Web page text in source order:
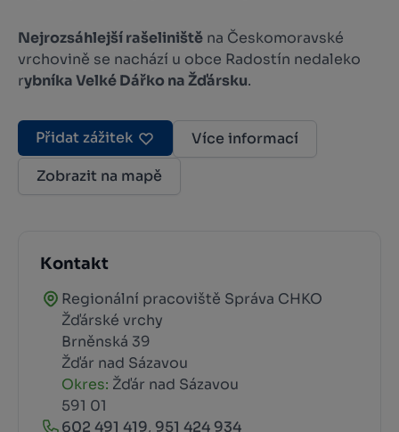
Nejrozsáhlejší rašeliniště na Českomoravské
vrchovině se nachází u obce Radostín nedaleko
rybníka Velké Dářko na Žďársku.
Přidat zážitek
Více informací
Zobrazit na mapě
Kontakt
Regionální pracoviště Správa CHKO
Žďárské vrchy
Brněnská 39
Žďár nad Sázavou
Okres: Žďár nad Sázavou
591 01
602 491 419, 951 424 934